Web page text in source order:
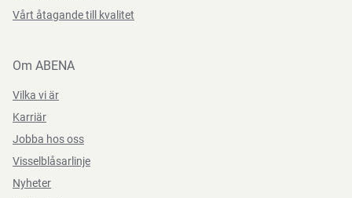
Vårt åtagande till kvalitet
Om ABENA
Vilka vi är
Karriär
Jobba hos oss
Visselblåsarlinje
Nyheter